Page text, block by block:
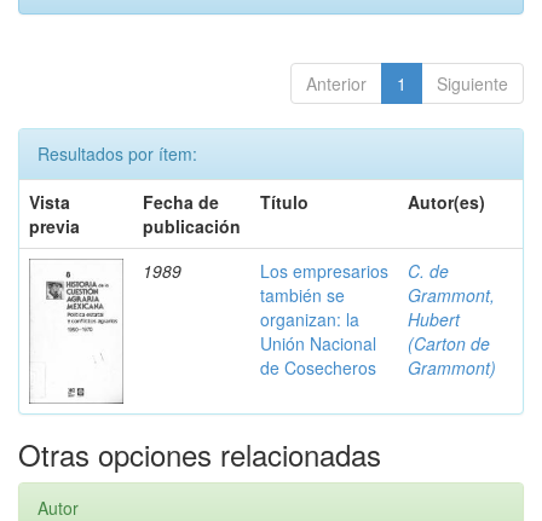
Anterior 1 Siguiente
Resultados por ítem:
Vista
previa
Fecha de
publicación
Título Autor(es)
1989
Los empresarios
también se
organizan: la
Unión Nacional
de Cosecheros
C. de
Grammont,
Hubert
(Carton de
Grammont)
Otras opciones relacionadas
Autor